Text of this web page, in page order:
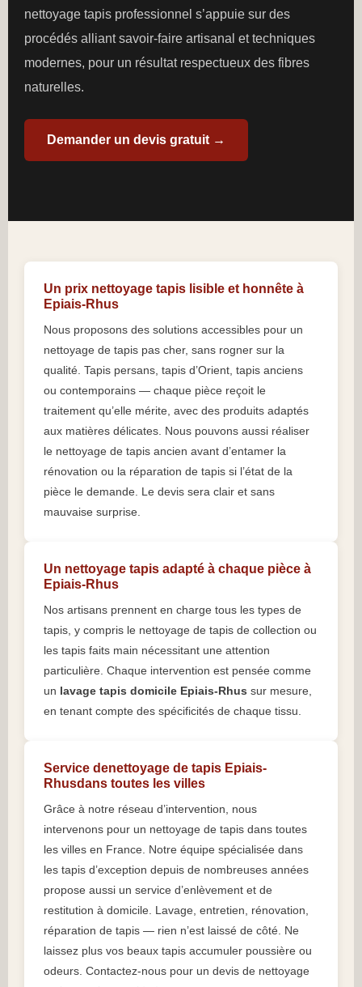
nettoyage tapis professionnel s’appuie sur des
procédés alliant savoir-faire artisanal et techniques
modernes, pour un résultat respectueux des fibres
naturelles.
Demander un devis gratuit →
Un prix nettoyage tapis lisible et honnête à
Epiais-Rhus
Nous proposons des solutions accessibles pour un
nettoyage de tapis pas cher, sans rogner sur la
qualité. Tapis persans, tapis d’Orient, tapis anciens
ou contemporains — chaque pièce reçoit le
traitement qu’elle mérite, avec des produits adaptés
aux matières délicates. Nous pouvons aussi réaliser
le nettoyage de tapis ancien avant d’entamer la
rénovation ou la réparation de tapis si l’état de la
pièce le demande. Le devis sera clair et sans
mauvaise surprise.
Un nettoyage tapis adapté à chaque pièce à
Epiais-Rhus
Nos artisans prennent en charge tous les types de
tapis, y compris le nettoyage de tapis de collection ou
les tapis faits main nécessitant une attention
particulière. Chaque intervention est pensée comme
un lavage tapis domicile Epiais-Rhus sur mesure,
en tenant compte des spécificités de chaque tissu.
Service denettoyage de tapis Epiais-
Rhusdans toutes les villes
Grâce à notre réseau d’intervention, nous
intervenons pour un nettoyage de tapis dans toutes
les villes en France. Notre équipe spécialisée dans
les tapis d’exception depuis de nombreuses années
propose aussi un service d’enlèvement et de
restitution à domicile. Lavage, entretien, rénovation,
réparation de tapis — rien n’est laissé de côté. Ne
laissez plus vos beaux tapis accumuler poussière ou
odeurs. Contactez-nous pour un devis de nettoyage